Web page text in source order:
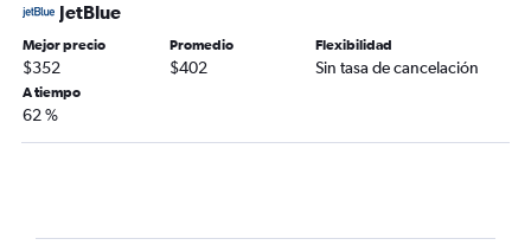
JetBlue
Mejor precio
$352
Promedio
$402
Flexibilidad
Sin tasa de cancelación
A tiempo
62 %